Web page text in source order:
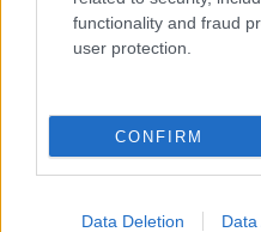
functionality and fraud
user protection.
CONFIRM
Data Deletion Data
Σχολεία Μαθητές
Παιδικοί σταθμοί